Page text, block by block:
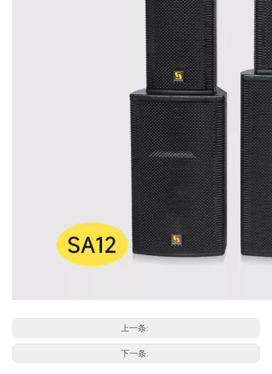
上一条:
下一条: